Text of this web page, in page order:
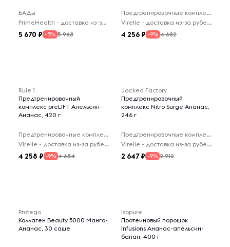
БАДы
PrimeHealth - доставка из-за рубежа
5 670 -5% 5 968
Предтренировочные комплексы
Virelle - доставка из-за рубежа
4 256 -9% 4 682
Rule 1
Предтренировочный
комплекс preLIFT Апельсин-
Ананас, 420 г
Предтренировочные комплексы
Virelle - доставка из-за рубежа
4 258 -9% 4 684
Jacked Factory
Предтренировочный
комплекс Nitro Surge Ананас,
246 г
Предтренировочные комплексы
Virelle - доставка из-за рубежа
2 647 -9% 2 912
Protego
Коллаген Beauty 5000 Манго-
Ананас, 30 саше
Isopure
Протеиновый порошок
Infusions Ананас-апельсин-
банан, 400 г